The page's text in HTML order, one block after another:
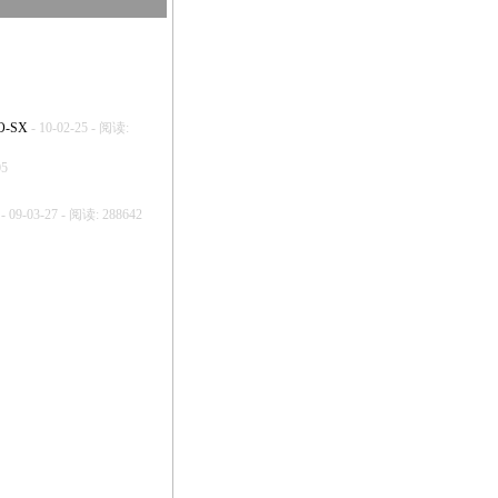
SX - 10-02-25 - 阅读:
09-03-27 - 阅读: 288642